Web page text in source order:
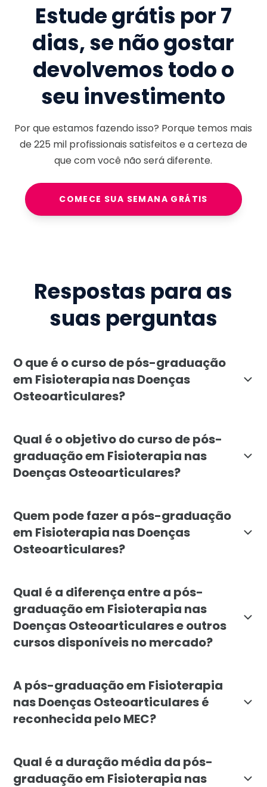
Estude grátis por 7
dias, se não gostar
devolvemos todo o
seu investimento
Por que estamos fazendo isso? Porque temos mais
de225 milprofissionais satisfeitos e a certeza de
que com você não será diferente.
COMECE SUA SEMANA GRÁTIS
Respostas para as
suas perguntas
O que é o curso de pós-graduação
em Fisioterapia nas Doenças
Osteoarticulares?
Qual é o objetivo do curso de pós-
graduação em Fisioterapia nas
Doenças Osteoarticulares?
Quem pode fazer a pós-graduação
em Fisioterapia nas Doenças
Osteoarticulares?
Qual é a diferença entre a pós-
graduação em Fisioterapia nas
Doenças Osteoarticulares e outros
cursos disponíveis no mercado?
A pós-graduação em Fisioterapia
nas Doenças Osteoarticulares é
reconhecida pelo MEC?
Qual é a duração média da pós-
graduação em Fisioterapia nas